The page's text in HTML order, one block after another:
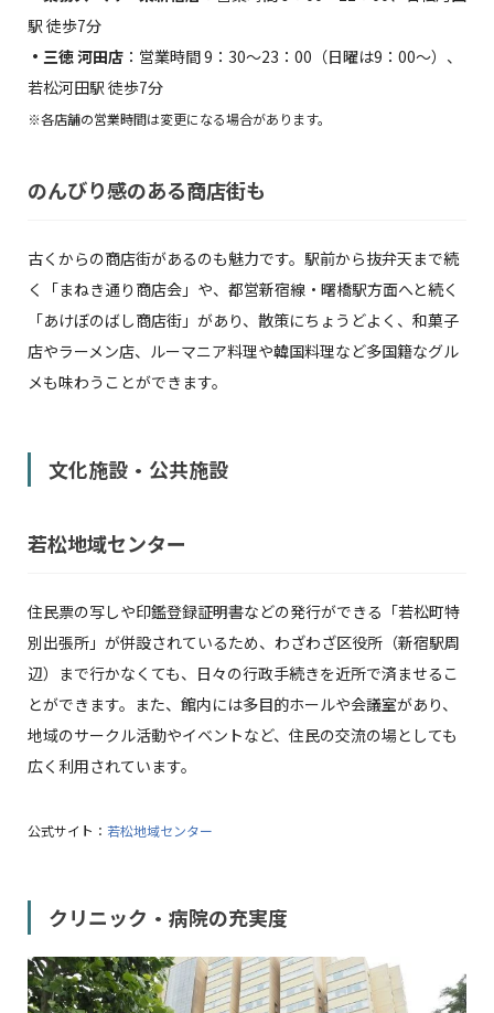
駅 徒歩7分
・三徳 河田店：営業時間 9：30～23：00（日曜は9：00～）、
若松河田駅 徒歩7分
※各店舗の営業時間は変更になる場合があります。
のんびり感のある商店街も
古くからの商店街があるのも魅力です。駅前から抜弁天まで続
く「まねき通り商店会」や、都営新宿線・曙橋駅方面へと続く
「あけぼのばし商店街」があり、散策にちょうどよく、和菓子
店やラーメン店、ルーマニア料理や韓国料理など多国籍なグル
メも味わうことができます。
文化施設・公共施設
若松地域センター
住民票の写しや印鑑登録証明書などの発行ができる「若松町特
別出張所」が併設されているため、わざわざ区役所（新宿駅周
辺）まで行かなくても、日々の行政手続きを近所で済ませるこ
とができます。また、館内には多目的ホールや会議室があり、
地域のサークル活動やイベントなど、住民の交流の場としても
広く利用されています。
公式サイト： 若松地域センター
クリニック・病院の充実度